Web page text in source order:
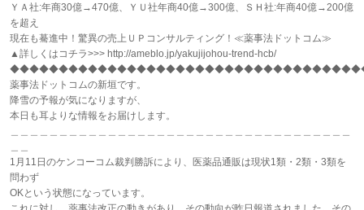
ＹＡ社:年商30億→470億、ＹＵ社年商40億→300億、ＳＨ社:年商40億→200億
を超え
現在も驀進中！驚異の売上ＵＰコンサルティング！≪薬事法ドットコム≫
▲詳しくはコチラ>>> http://ameblo.jp/yakujijohou-trend-hcb/
薬事法ドットコムの新垣です。
降雪の予報が気になりますが、
本日も耳よりな情報をお届けします。
1月11日のケンコーコム裁判勝訴により、医薬品通販は現状1類・2類・3類を
問わず
OKという状態になっています。